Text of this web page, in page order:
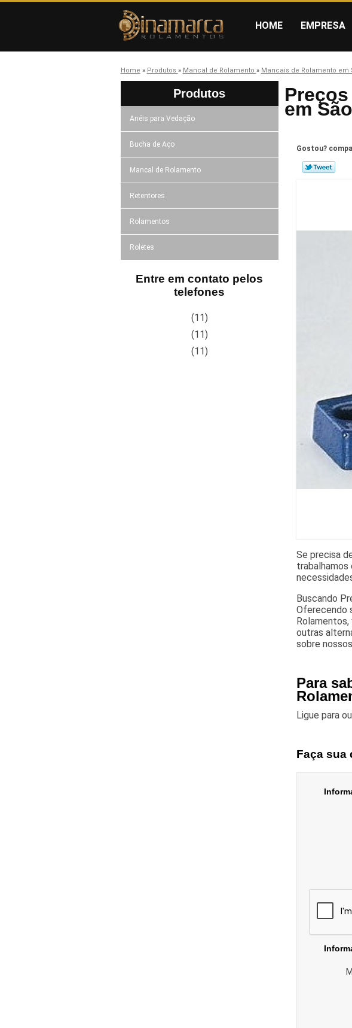
HOME EMPRESA
Home » Produtos » Mancal de Rolamento » Mancais de Rolamento em
Produtos
Anéis para Vedação
Bucha de Aço
Mancal de Rolamento
Retentores
Rolamentos
Roletes
Entre em contato pelos
telefones
(11)
(11)
(11)
em
Gostou?
Se precisa
trabalhamos
Buscando
Oferecendo
outras
sobre
Para
Ligue para
Faça sua